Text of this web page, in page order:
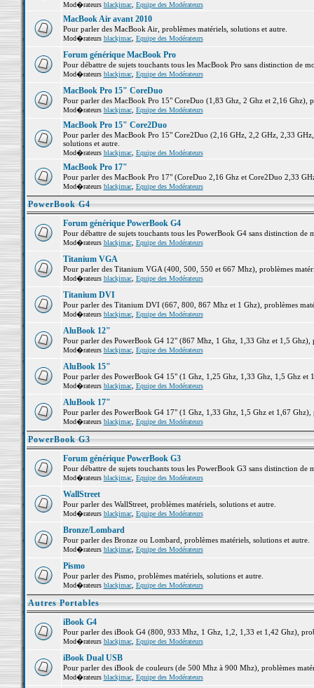
Mod�rateurs blackjmac, Equipe des Modérateurs
MacBook Air avant 2010
Pour parler des MacBook Air, problèmes matériels, solutions et autre.
Mod�rateurs blackjmac, Equipe des Modérateurs
Forum générique MacBook Pro
Pour débattre de sujets touchants tous les MacBook Pro sans distinction de
Mod�rateurs blackjmac, Equipe des Modérateurs
MacBook Pro 15" CoreDuo
Pour parler des MacBook Pro 15" CoreDuo (1,83 Ghz, 2 Ghz et 2,16 Ghz),
Mod�rateurs blackjmac, Equipe des Modérateurs
MacBook Pro 15" Core2Duo
Pour parler des MacBook Pro 15" Core2Duo (2,16 GHz, 2,2 GHz, 2,33
solutions et autre.
Mod�rateurs blackjmac, Equipe des Modérateurs
MacBook Pro 17"
Pour parler des MacBook Pro 17" (CoreDuo 2,16 Ghz et Core2Duo 2,33
Mod�rateurs blackjmac, Equipe des Modérateurs
PowerBook G4
Forum générique PowerBook G4
Pour débattre de sujets touchants tous les PowerBook G4 sans distinction de
Mod�rateurs blackjmac, Equipe des Modérateurs
Titanium VGA
Pour parler des Titanium VGA (400, 500, 550 et 667 Mhz), problèmes
Mod�rateurs blackjmac, Equipe des Modérateurs
Titanium DVI
Pour parler des Titanium DVI (667, 800, 867 Mhz et 1 Ghz), problèmes
Mod�rateurs blackjmac, Equipe des Modérateurs
AluBook 12"
Pour parler des PowerBook G4 12" (867 Mhz, 1 Ghz, 1,33 Ghz et 1,5 Ghz),
Mod�rateurs blackjmac, Equipe des Modérateurs
AluBook 15"
Pour parler des PowerBook G4 15" (1 Ghz, 1,25 Ghz, 1,33 Ghz, 1,5 Ghz et
Mod�rateurs blackjmac, Equipe des Modérateurs
AluBook 17"
Pour parler des PowerBook G4 17" (1 Ghz, 1,33 Ghz, 1,5 Ghz et 1,67 Ghz),
Mod�rateurs blackjmac, Equipe des Modérateurs
PowerBook G3
Forum générique PowerBook G3
Pour débattre de sujets touchants tous les PowerBook G3 sans distinction de
Mod�rateurs blackjmac, Equipe des Modérateurs
WallStreet
Pour parler des WallStreet, problèmes matériels, solutions et autre.
Mod�rateurs blackjmac, Equipe des Modérateurs
Bronze/Lombard
Pour parler des Bronze ou Lombard, problèmes matériels, solutions et autre.
Mod�rateurs blackjmac, Equipe des Modérateurs
Pismo
Pour parler des Pismo, problèmes matériels, solutions et autre.
Mod�rateurs blackjmac, Equipe des Modérateurs
Autres Portables
iBook G4
Pour parler des iBook G4 (800, 933 Mhz, 1 Ghz, 1,2, 1,33 et 1,42 Ghz),
Mod�rateurs blackjmac, Equipe des Modérateurs
iBook Dual USB
Pour parler des iBook de couleurs (de 500 Mhz à 900 Mhz), problèmes
Mod�rateurs blackjmac, Equipe des Modérateurs